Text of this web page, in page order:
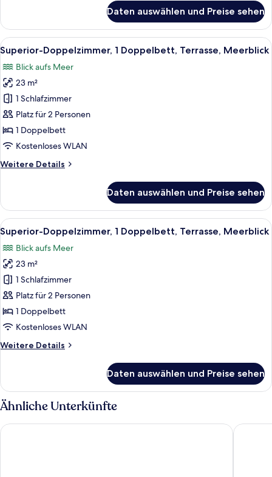
Bed,
Terrace,
Sea
View
anzeigen
Double
Room,
1
Double
Bed,
Terrace,
Sea
View
Daten auswählen und Preise sehen
Alle
Fotos
für
Superior-
Doppelzimmer,
1
Doppelbett,
Terrasse,
anzeigen
Eine Strandlounge mit zwei Liegen,
4
Superior-Doppelzimmer, 1 Doppelbett, Terrasse, Meerblick
Blick aufs Meer
23 m²
1 Schlafzimmer
Platz für 2 Personen
1 Doppelbett
Kostenloses WLAN
Weitere Details
Weitere
Doppelzimmer,
Doppelbett,
Terrasse,
Meerblick
Daten auswählen und Preise sehen
Alle
Fotos
für
Superior-
Doppelzimmer,
1
Doppelbett,
Terrasse,
anzeigen
Ein Hotelzimmer mit Bett, einer
4
Superior-Doppelzimmer, 1 Doppelbett, Terrasse, Meerblick
Blick aufs Meer
23 m²
1 Schlafzimmer
Platz für 2 Personen
1 Doppelbett
Kostenloses WLAN
Weitere Details
Weitere
Doppelzimmer,
1
Doppelbett,
Terrasse,
Meerblick
Daten auswählen und Preise sehen
Ähnliche Unterkünfte
Amsterdam Beach Hotel NH